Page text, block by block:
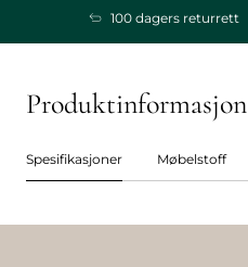
100 dagers returrett
Produktinformasjon
Spesifikasjoner Møbelstoff